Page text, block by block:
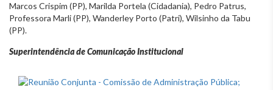
Marcos Crispim (PP), Marilda Portela (Cidadania), Pedro Patrus,
Professora Marli (PP), Wanderley Porto (Patri), Wilsinho da Tabu
(PP).
Superintendência de Comunicação Institucional